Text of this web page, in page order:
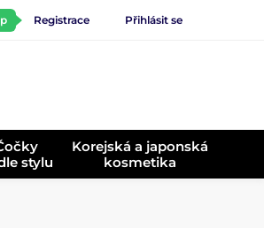
Registrace Přihlásit se
stylu
Korejská a japonská
kosmetika